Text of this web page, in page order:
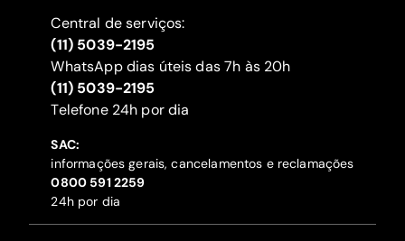
Central de serviços:
(11) 5039-2195
WhatsApp dias úteis das 7h às 20h
(11) 5039-2195
‍Telefone 24h por dia
SAC:
informações gerais, cancelamentos e reclamações
‍0800 591 2259
24h por dia